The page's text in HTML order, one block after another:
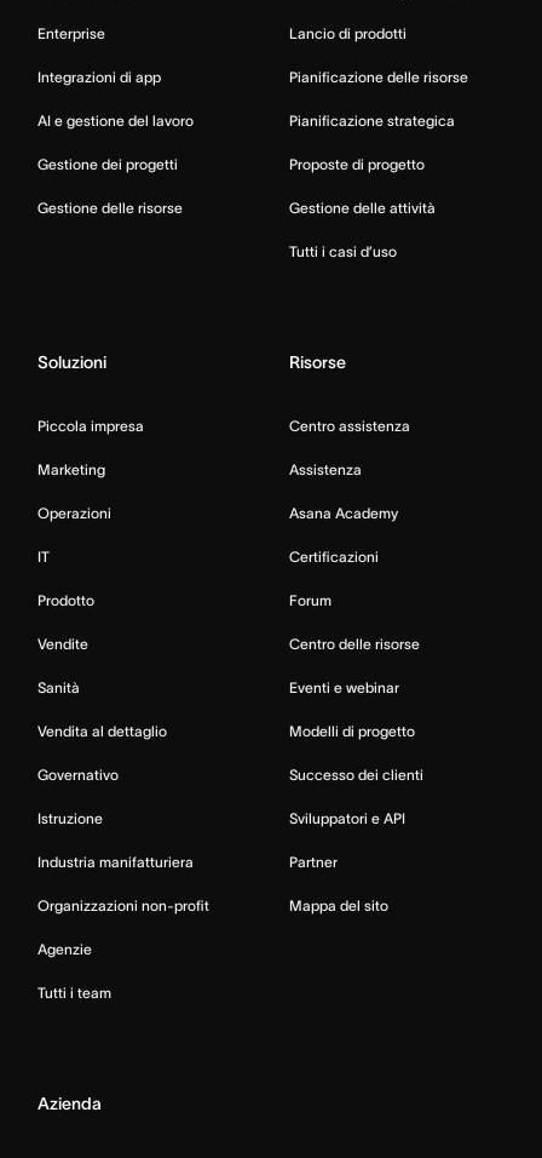
Enterprise
Integrazioni di app
AI e gestione del lavoro
Gestione dei progetti
Gestione delle risorse
Lancio di prodotti
Pianificazione delle risorse
Pianificazione strategica
Proposte di progetto
Gestione delle attività
Tutti i casi d’uso
Soluzioni
Piccola impresa
Marketing
Operazioni
IT
Prodotto
Vendite
Sanità
Vendita al dettaglio
Governativo
Istruzione
Industria manifatturiera
Organizzazioni non-profit
Agenzie
Tutti i team
Risorse
Centro assistenza
Assistenza
Asana Academy
Certificazioni
Forum
Centro delle risorse
Eventi e webinar
Modelli di progetto
Successo dei clienti
Sviluppatori e API
Partner
Mappa del sito
Azienda